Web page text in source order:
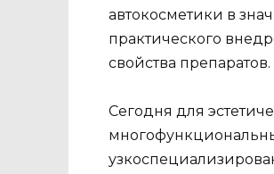
автокосметики в
практического
свойства препаратов.
Сегодня для